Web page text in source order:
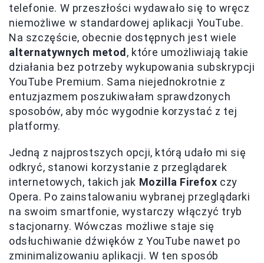
telefonie. W przeszłości wydawało się to wręcz
niemożliwe w standardowej aplikacji YouTube.
Na szczęście, obecnie dostępnych jest wiele
alternatywnych metod, które umożliwiają takie
działania bez potrzeby wykupowania subskrypcji
YouTube Premium. Sama niejednokrotnie z
entuzjazmem poszukiwałam sprawdzonych
sposobów, aby móc wygodnie korzystać z tej
platformy.
Jedną z najprostszych opcji, którą udało mi się
odkryć, stanowi korzystanie z przeglądarek
internetowych, takich jak Mozilla Firefox czy
Opera. Po zainstalowaniu wybranej przeglądarki
na swoim smartfonie, wystarczy włączyć tryb
stacjonarny. Wówczas możliwe staje się
odsłuchiwanie dźwięków z YouTube nawet po
zminimalizowaniu aplikacji. W ten sposób